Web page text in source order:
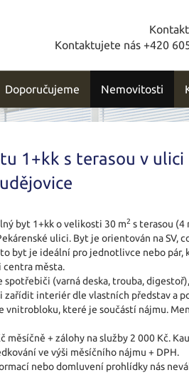
Kontaktujete nás +420
Doporučujeme Nemovitosti
1+kk s terasou v ulici
byt 1+kk o velikosti 30 m2 s terasou (4
ulici. Byt je orientován na SV,
byt je ideální pro jednotlivce nebo pár,
města.
spotřebiči (varná deska, trouba,
zařídit interiér dle vlastních představ a
vnitrobloku, které je součástí nájmu.
měsíčně + zálohy na služby 2 000 Kč.
ve výši měsíčního nájmu + DPH.
nebo domluvení prohlídky nás